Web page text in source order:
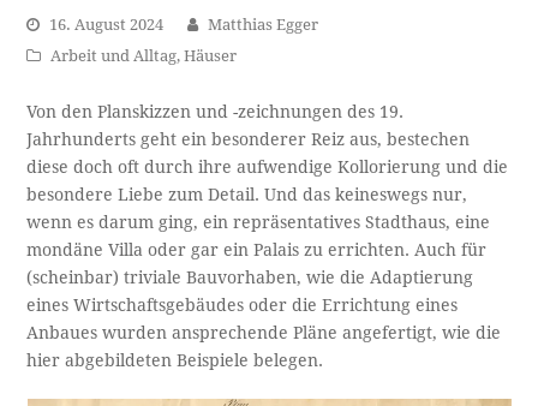
16. August 2024
Matthias Egger
Arbeit und Alltag,Häuser
Von den Planskizzen und -zeichnungen des 19.
Jahrhunderts geht ein besonderer Reiz aus, bestechen
diese doch oft durch ihre aufwendige Kollorierung und die
besondere Liebe zum Detail. Und das keineswegs nur,
wenn es darum ging, ein repräsentatives Stadthaus, eine
mondäne Villa oder gar ein Palais zu errichten. Auch für
(scheinbar) triviale Bauvorhaben, wie die Adaptierung
eines Wirtschaftsgebäudes oder die Errichtung eines
Anbaues wurden ansprechende Pläne angefertigt, wie die
hier abgebildeten Beispiele belegen.